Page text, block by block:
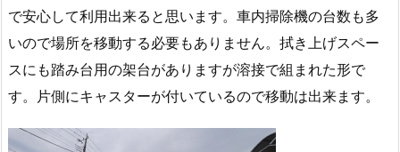
で安心して利用出来ると思います。車内掃除機の台数も多
いので場所を移動する必要もありません。拭き上げスペー
スにも踏み台用の架台がありますが溶接で組まれた形で
す。片側にキャスターが付いているので移動は出来ます。